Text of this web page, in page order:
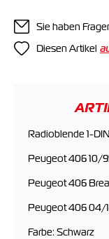
Sie haben
Diesen Artikel
Radioblende 1-DIN
Peugeot 406 10/
Peugeot 406
Peugeot 406 04/
Farbe: Schwarz